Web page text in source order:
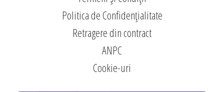
Politica de Confidențialitate
Retragere din contract
ANPC
Cookie-uri